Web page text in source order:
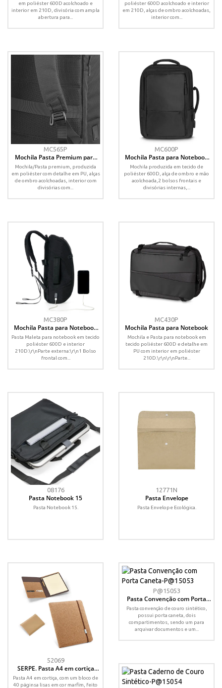
em poliéster 600D acolchoado e
interior em 210D, divisória com ampla
abertura para...
poliéster 600D acolchoado e interior
em 210D, alças de ombro acolchoadas,
interior com...
MC565P
Mochila Pasta Premium para
notebook
Mochila/Pasta premium, produzida
em poliéster com detalhe em PU, alças
de ombro acolchoadas, interior com
divisórias com...
MC600P
Mochila Pasta para Notebook
em Poliéster 600D
Mochila produzida em tecido de
poliéster 600D, alça de ombro e mão
acolchoada,2 bolsos frontais e
divisórias internas,...
MC380P
Mochila Pasta para Notebook
em Poliéster 600D
Pasta Maleta para notebook em tecido
poliéster 600D e interior
210D.\r\nParte externa:\r\n1 Bolso
frontal com...
MC430P
Mochila Pasta para Notebook
Mochila e Pasta para notebook em
tecido poliéster 600D e detalhe em
PU com interior em poliéster
210D.\r\n\r\nParte...
08176
Pasta Notebook 15
Pasta Notebook 15.
12771N
Pasta Envelope
Pasta Envelope Ecológica.
52069
SERPE. Pasta A4 em cortiça
com bloco de páginas lisas
Pasta A4 em cortiça, com um bloco de
40 páginsa lisas em cor marfim, feito
P@15053
Pasta Convenção com Porta
Caneta
Pasta convenção de couro sintético,
possui porta caneta, dois
compartimentos, sendo um para
arquivar documentos e um...